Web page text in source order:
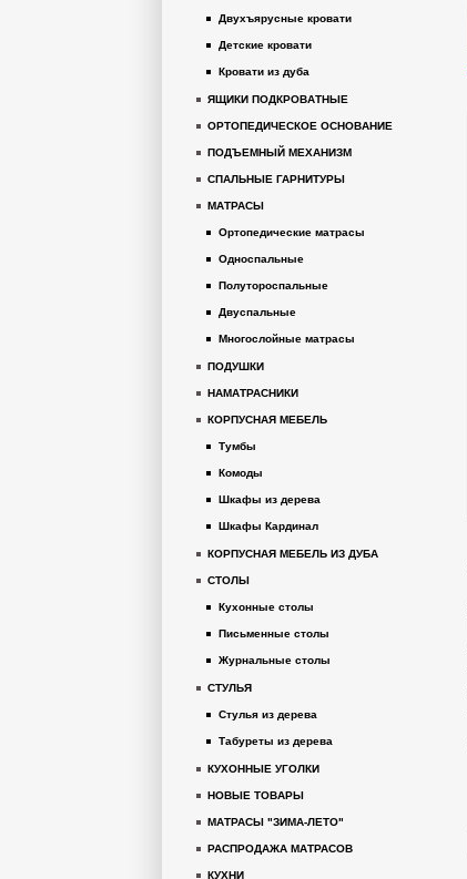
Двухъярусные кровати
Детские кровати
Кровати из дуба
ЯЩИКИ ПОДКРОВАТНЫЕ
ОРТОПЕДИЧЕСКОЕ ОСНОВАНИЕ
ПОДЪЕМНЫЙ МЕХАНИЗМ
СПАЛЬНЫЕ ГАРНИТУРЫ
МАТРАСЫ
Ортопедические матрасы
Односпальные
Полутороспальные
Двуспальные
Многослойные матрасы
ПОДУШКИ
НАМАТРАСНИКИ
КОРПУСНАЯ МЕБЕЛЬ
Тумбы
Комоды
Шкафы из дерева
Шкафы Кардинал
КОРПУСНАЯ МЕБЕЛЬ ИЗ ДУБА
СТОЛЫ
Кухонные столы
Письменные столы
Журнальные столы
СТУЛЬЯ
Стулья из дерева
Табуреты из дерева
КУХОННЫЕ УГОЛКИ
НОВЫЕ ТОВАРЫ
МАТРАСЫ "ЗИМА-ЛЕТО"
РАСПРОДАЖА МАТРАСОВ
КУХНИ